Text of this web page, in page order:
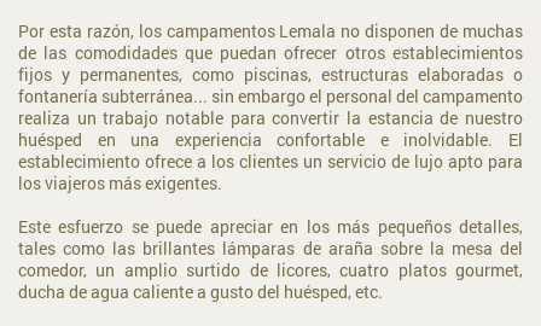
Por esta razón, los campamentos Lemala no disponen de muchas
de las comodidades que puedan ofrecer otros establecimientos
fijos y permanentes, como piscinas, estructuras elaboradas o
fontanería subterránea... sin embargo el personal del campamento
realiza un trabajo notable para convertir la estancia de nuestro
huésped en una experiencia confortable e inolvidable. El
establecimiento ofrece a los clientes un servicio de lujo apto para
los viajeros más exigentes.
Este esfuerzo se puede apreciar en los más pequeños detalles,
tales como las brillantes lámparas de araña sobre la mesa del
comedor, un amplio surtido de licores, cuatro platos gourmet,
ducha de agua caliente a gusto del huésped, etc.